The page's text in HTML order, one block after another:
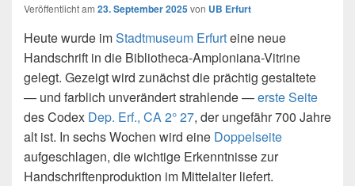
Veröffentlicht am 23. September 2025von UB Erfurt
Heute wurde imStadtmuseum Erfurteine neue
Handschrift in die Bibliotheca-Amploniana-Vitrine
gelegt. Gezeigt wird zunächst die prächtig gestaltete
— und farblich unverändert strahlende —erste Seite
des Codex Dep. Erf., CA 2° 27, der ungefähr 700 Jahre
alt ist. In sechs Wochen wird eine Doppelseite
aufgeschlagen, die wichtige Erkenntnisse zur
Handschriftenproduktion im Mittelalter liefert.